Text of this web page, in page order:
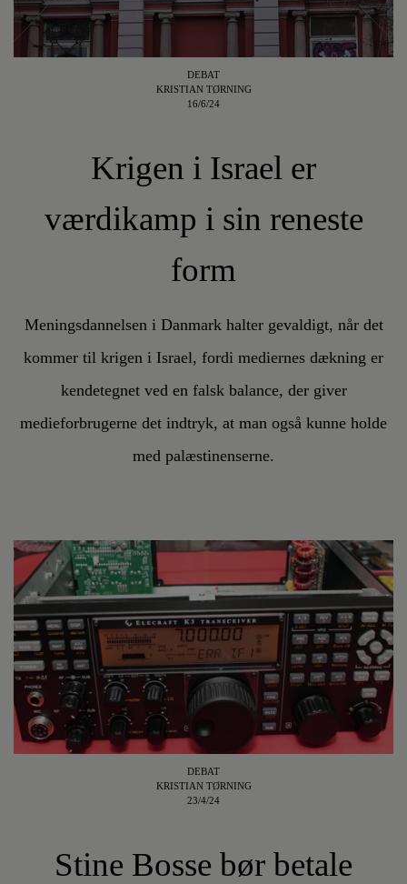
DEBAT
KRISTIAN TØRNING
16/6/24
Krigen i Israel er
værdikamp i sin reneste
form
Meningsdannelsen i Danmark halter gevaldigt, når det
kommer til krigen i Israel, fordi mediernes dækning er
kendetegnet ved en falsk balance, der giver
medieforbrugerne det indtryk, at man også kunne holde
med palæstinenserne.
DEBAT
KRISTIAN TØRNING
23/4/24
Stine Bosse bør betale